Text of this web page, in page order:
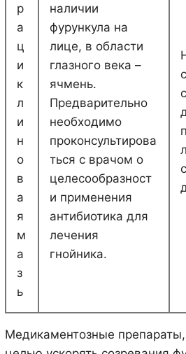
р
а
ц
и
к
л
и
н
о
в
а
я
м
а
з
ь
наличии
фурункула на
лице, в области
глазного века –
ячмень.
Предварительно
необходимо
проконсультирова
ться с врачом о
целесообразност
и применения
антибиотика для
лечения
гнойника.
Медикаментозные